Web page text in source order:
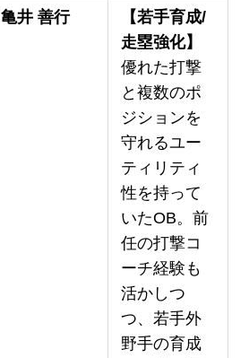
亀井 善行
【若手育成/
走塁強化】
優れた打撃
と複数のポ
ジションを
守れるユー
ティリティ
性を持って
いたOB。前
任の打撃コ
ーチ経験も
活かしつ
つ、若手外
野手の育成